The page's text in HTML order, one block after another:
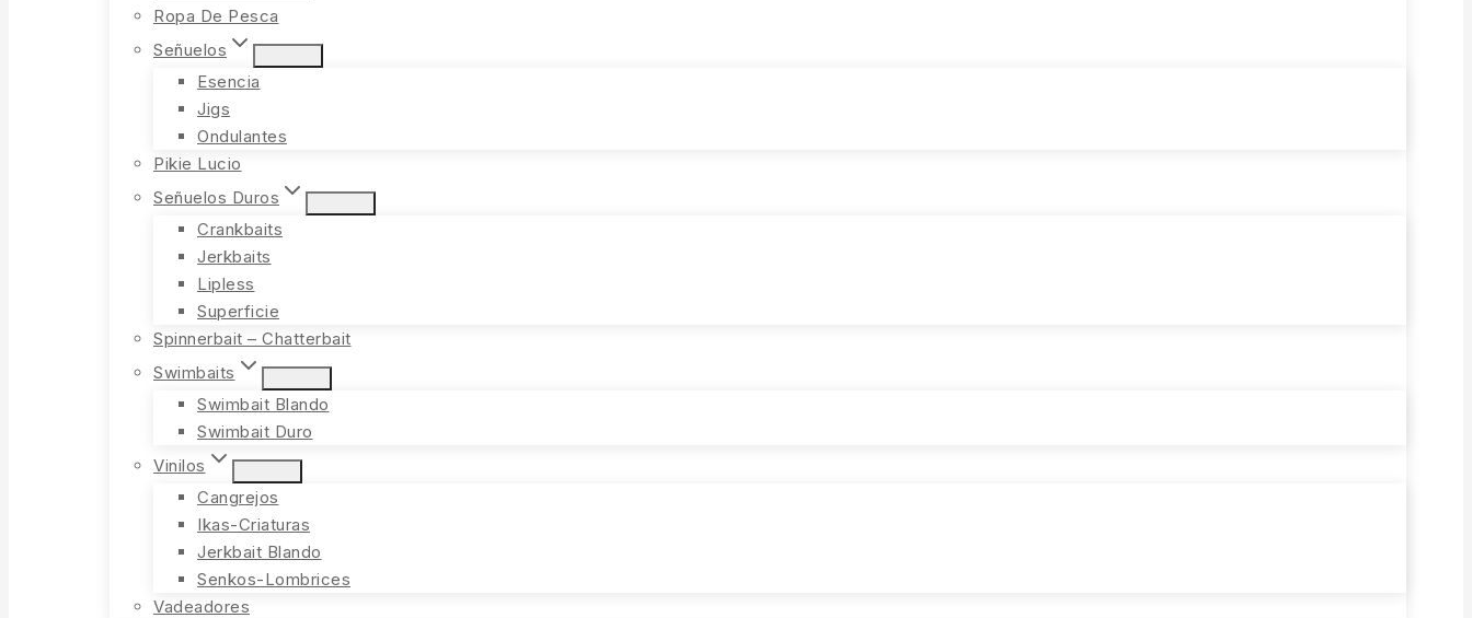
Ropa De Pesca
Señuelos
Esencia
Jigs
Ondulantes
Pikie Lucio
Señuelos Duros
Crankbaits
Jerkbaits
Lipless
Superficie
Spinnerbait – Chatterbait
Swimbaits
Swimbait Blando
Swimbait Duro
Vinilos
Cangrejos
Ikas-Criaturas
Jerkbait Blando
Senkos-Lombrices
Vadeadores